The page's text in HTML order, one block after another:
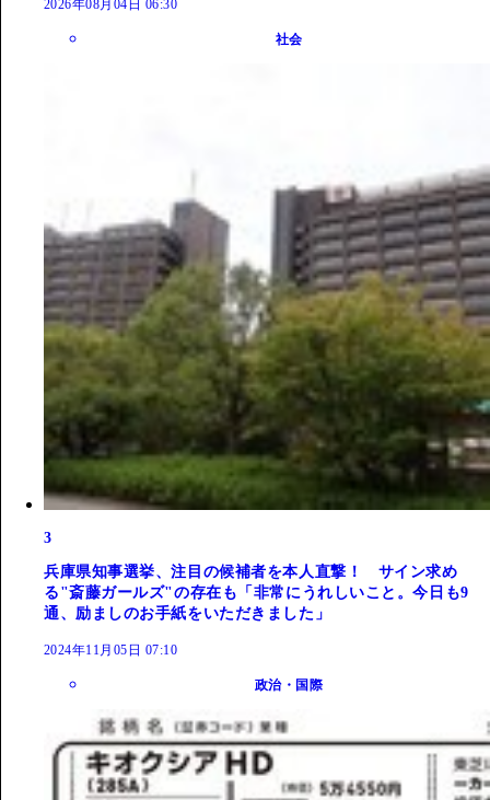
2026年08月04日 06:30
社会
3
兵庫県知事選挙、注目の候補者を本人直撃！ サイン求め
る"斎藤ガールズ"の存在も「非常にうれしいこと。今日も9
通、励ましのお手紙をいただきました」
2024年11月05日 07:10
政治・国際